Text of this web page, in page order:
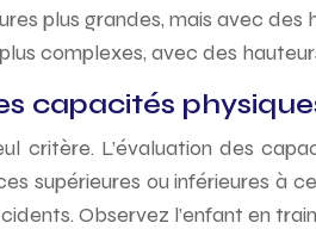
plus grandes, mais avec
complexes, avec des
capacités
critère. L’évaluation des
supérieures ou inférieures à
Observez l’enfant en